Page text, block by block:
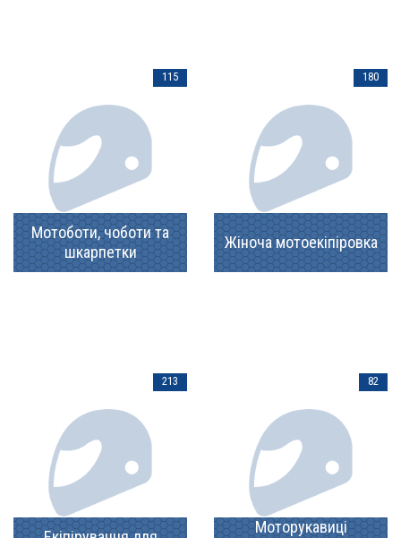
Мотоботи, чоботи та
шкарпетки
115
Жіноча мотоекіпіровка
180
213
Моторукавиці
82